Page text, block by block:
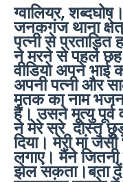
ग्वालियर,
जनकगंज थाना
पत्नी से प्रताड़ित
ने मरने से पहले
वीडियो अपने
अपनी पत्नी और
मृतक का नाम भजन
है। उसने मृत्यु पूर्व
ने मेरे सरे दोस्त
दिया। मेरी मां
लगाए। मैंने जितनी
झेल सकता।बता दें